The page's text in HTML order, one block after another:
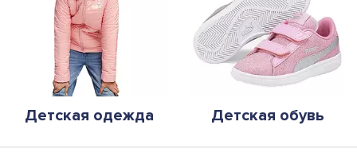
Детская одежда Детская обувь